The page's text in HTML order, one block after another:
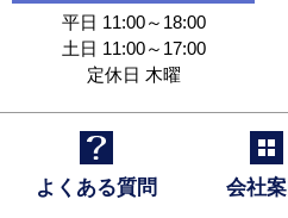
平日 11:00～18:00
土日 11:00～17:00
定休日 木曜
よくある質問 会社